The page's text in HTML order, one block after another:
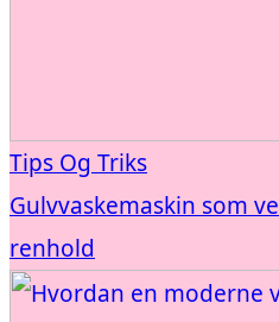
Tips Og Triks
Gulvvaskemaskin som
renhold